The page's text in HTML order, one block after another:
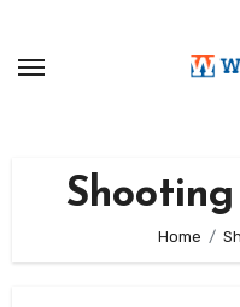
content
Home